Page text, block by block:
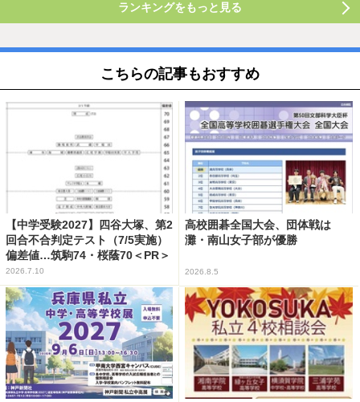
ランキングをもっと見る
こちらの記事もおすすめ
【中学受験2027】四谷大塚、第2
回合不合判定テスト（7/5実施）
偏差値…筑駒74・桜蔭70＜PR＞
2026.7.10
高校囲碁全国大会、団体戦は
灘・南山女子部が優勝
2026.8.5